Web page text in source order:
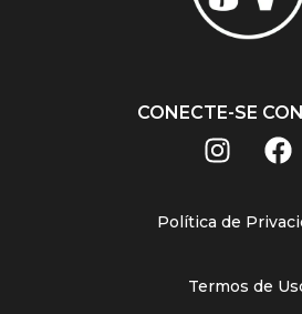
CONECTE-SE
Política de
Termos de